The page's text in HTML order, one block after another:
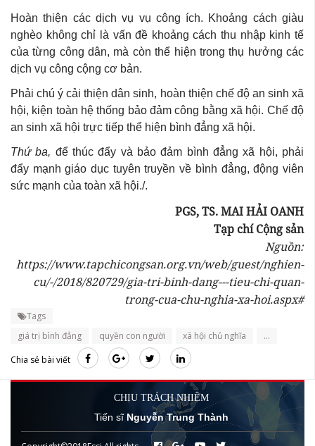
Hoàn thiện các dịch vụ vụ công ích. Khoảng cách giàu
nghèo không chỉ là vấn đề khoảng cách thu nhập kinh tế
của từng công dân, mà còn thể hiện trong thụ hưởng các
dịch vụ công cộng cơ bản.
Phải chú ý cải thiện dân sinh, hoàn thiện chế độ an sinh xã
hội, kiện toàn hệ thống bảo đảm công bằng xã hội. Chế độ
an sinh xã hội trực tiếp thể hiện bình đẳng xã hội.
Thứ ba, để thúc đẩy và bảo đảm bình đẳng xã hội, phải
đẩy mạnh giáo dục tuyên truyền về bình đẳng, động viên
sức mạnh của toàn xã hội./.
PGS, TS. MAI HẢI OANH
Tạp chí Cộng sản
Nguồn:
https://www.tapchicongsan.org.vn/web/guest/nghien-
cu/-/2018/820729/gia-tri-binh-dang---tieu-chi-quan-
trong-cua-chu-nghia-xa-hoi.aspx#
Tags
giá trị bình đẳng
quyền con người xã hội chủ nghĩa
...
Chia sẻ bài viết
CHỊU TRÁCH NHIỆM
Tiến sĩ Nguyễn Trung Thành